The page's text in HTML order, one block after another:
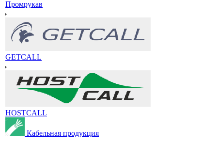
Промрукав
GETCALL
HOSTCALL
Кабельная продукция